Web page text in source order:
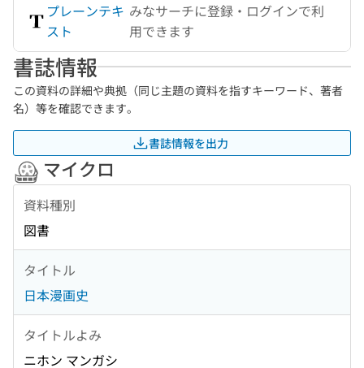
プレーンテキ
スト
みなサーチに登録・ログインで利
用できます
書誌情報
この資料の詳細や典拠（同じ主題の資料を指すキーワード、著者
名）等を確認できます。
書誌情報を出力
マイクロ
資料種別
図書
タイトル
日本漫画史
タイトルよみ
ニホン マンガシ